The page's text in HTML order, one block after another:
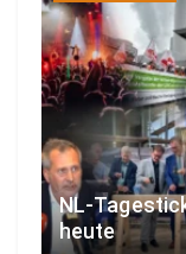
NL-
heute